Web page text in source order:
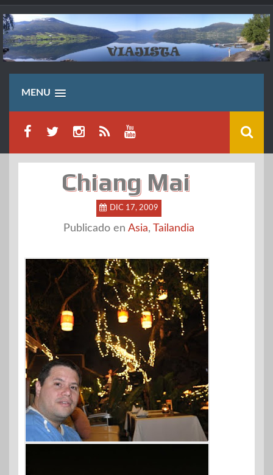
Saltar
al
contenido
MENU
Chiang Mai
DIC 17, 2009
Publicado en Asia, Tailandia